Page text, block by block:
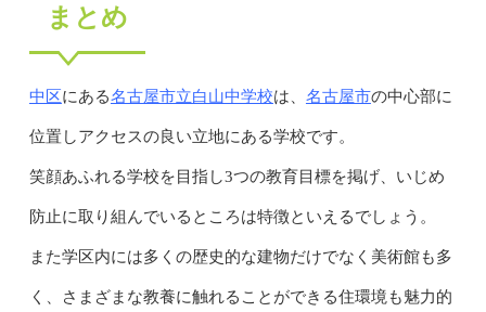
まとめ
中区にある名古屋市立白山中学校は、 名古屋市の中心部に
位置しアクセスの良い立地にある学校です。
笑顔あふれる学校を目指し3つの教育目標を掲げ、いじめ
防止に取り組んでいるところは特徴といえるでしょう。
また学区内には多くの歴史的な建物だけでなく美術館も多
く、さまざまな教養に触れることができる住環境も魅力的